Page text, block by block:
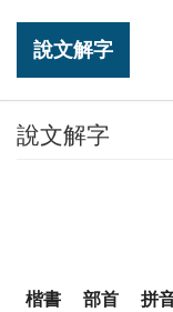
說文解字
說文解字
楷書 部首 拼